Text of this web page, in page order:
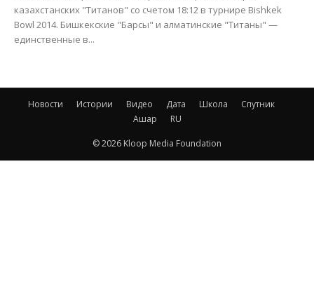
казахстанских "Титанов" со счетом 18:12 в турнире Bishkek
Bowl 2014. Бишкекские "Барсы" и алматинские "Титаны" —
единственные в...
Новости Истории Видео Дата Школа
Спутник
Ашар
RU
© 2026 Kloop Media Foundation